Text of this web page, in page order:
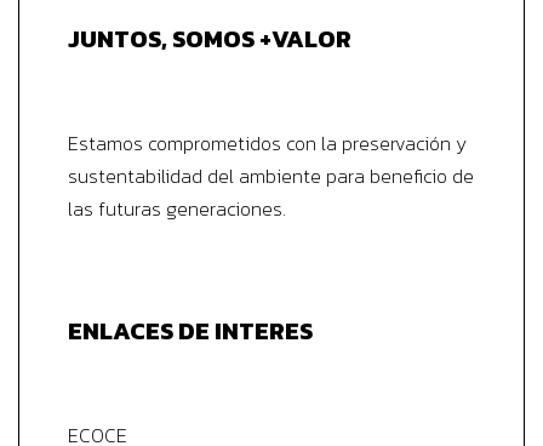
JUNTOS, SOMOS +VALOR
Estamos comprometidos con la preservación y
sustentabilidad del ambiente para beneficio de
las futuras generaciones.
ENLACES DE INTERES
ECOCE